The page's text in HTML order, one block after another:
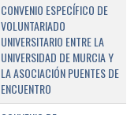
CONVENIO ESPECÍFICO DE
VOLUNTARIADO
UNIVERSITARIO ENTRE LA
UNIVERSIDAD DE MURCIA Y
LA ASOCIACIÓN PUENTES DE
ENCUENTRO